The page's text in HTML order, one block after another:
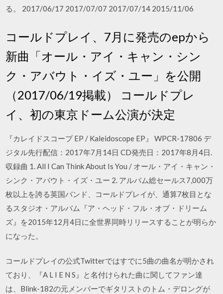
る。 2017/06/17 2017/07/07 2017/07/14 2015/11/06
コールドプレイ、7月に発売のepから
新曲「オール・アイ・キャン・シン
ク・アバウト・イズ・ユー」を公開
（2017/06/19掲載） コールドプレ
イ、初の東京ドーム公演が決定
『カレイドスコープ EP / Kaleidoscope EP』 WPCR-17806 デ
ジタル先行配信：2017年7月14日 CD発売日：2017年8月4日.
収録曲 1. All I Can Think About Is You / オール・アイ・キャン・
シンク・アバウト・イズ・ユー 2. アルバム総セールス7,000万
枚以上を誇る英国バンド、コールドプレイが、通算7枚目とな
るスタジオ・アルバム『ア・ヘッド・フル・オブ・ドリーム
ズ』を2015年12月4日に全世界同時リリースすることが明らか
になった。
コールドプレイの公式Twitterではすでに5曲の曲名が明かされ
ており、『A L I E N S』と名付けられた曲に関してファン達
は、Blink-182の元メンバーでギタリストのトム・デロングが